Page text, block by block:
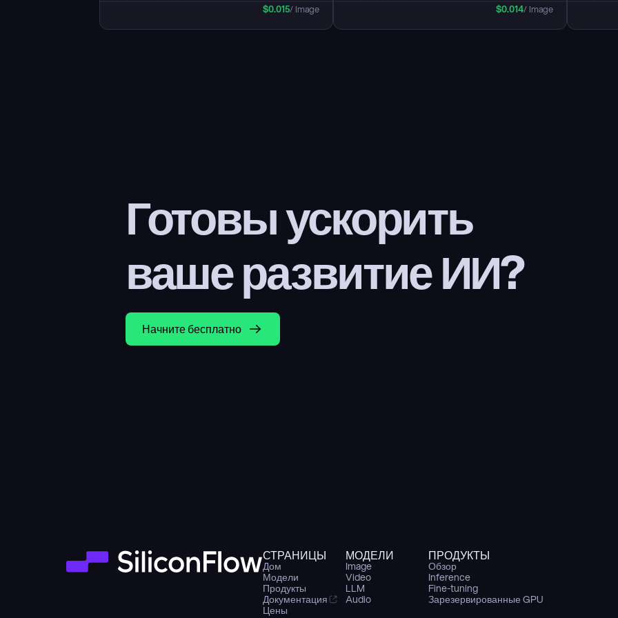
$0.015/ Image $0.014/ Image
Готовы ускорить
ваше развитие ИИ?
Начните бесплатно
СТРАНИЦЫ
Дом
Модели
Продукты
Документация
Цены
МОДЕЛИ
Image
Video
LLM
Audio
ПРОДУКТЫ
Обзор
Inference
Fine-tuning
Зарезервированные GPU